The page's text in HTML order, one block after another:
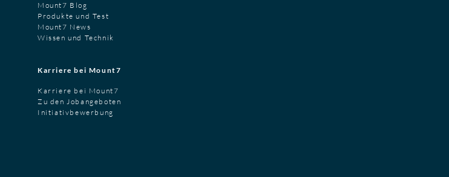
Mount7 Blog
Produkte und Test
Mount7 News
Wissen und Technik
Karriere bei Mount7
Karriere bei Mount7
Zu den Jobangeboten
Initiativbewerbung